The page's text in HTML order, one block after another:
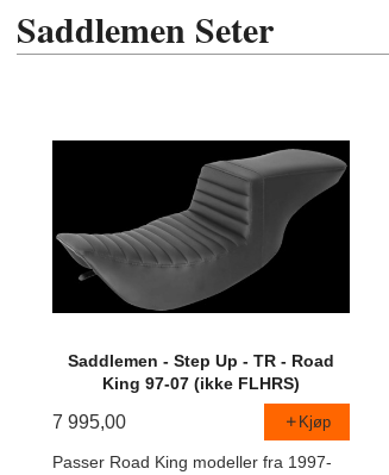
Saddlemen Seter
Saddlemen - Step Up - TR - Road
King 97-07 (ikke FLHRS)
7 995,00 Kjøp
Passer Road King modeller fra 1997-